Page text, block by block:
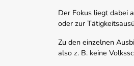
Der Fokus liegt dabei
oder zur
Zu den einzelnen
also z. B. keine